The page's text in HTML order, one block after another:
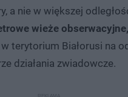
a nie w większej
wieże obserwacyjne,
terytorium Białorusi na
działania zwiadowcze.